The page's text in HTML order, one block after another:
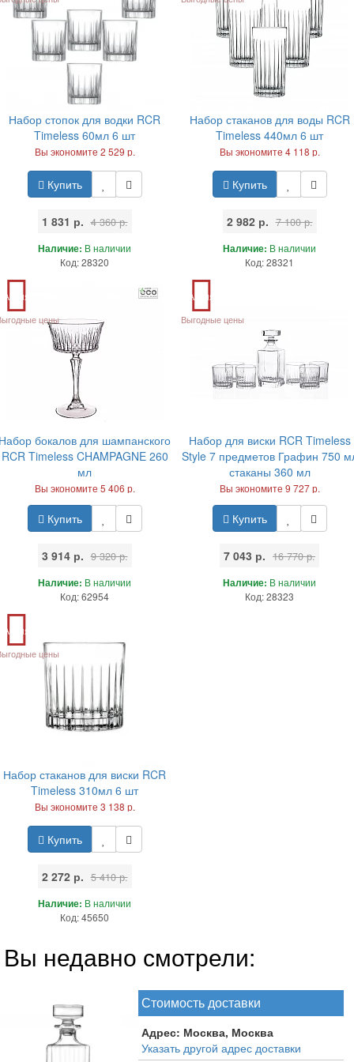
Набор стопок для водки RCR
Timeless 60мл 6 шт
Вы экономите 2 529 р.
Купить
1 831 р. 4 360 р.
Наличие: В наличии
Код: 28320
Набор стаканов для воды RCR
Timeless 440мл 6 шт
Вы экономите 4 118 р.
Купить
2 982 р. 7 100 р.
Наличие: В наличии
Код: 28321
Акция
цены
бокалов для шампанского
RCR Timeless CHAMPAGNE 260
мл
Вы экономите 5 406 р.
Купить
3 914 р. 9 320 р.
Наличие: В наличии
Код: 62954
Акция
Выгодные цены
Набор для виски RCR Timeless
Style 7 предметов Графин 750
стаканы 360 мл
Вы экономите 9 727 р.
Купить
7 043 р. 16 770 р.
Наличие: В наличии
Код: 28323
Акция
цены
Набор стаканов для виски RCR
Timeless 310мл 6 шт
Вы экономите 3 138 р.
Купить
2 272 р. 5 410 р.
Наличие: В наличии
Код: 45650
Вы недавно смотрели:
Стоимость доставки
Адрес: Москва, Москва
Указать другой адрес доставки